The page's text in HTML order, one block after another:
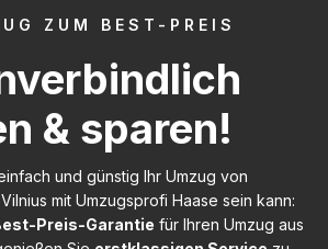
ZUM BEST-PREIS
& sparen!
und günstig Ihr Umzug von
mit Umzugsprofi Haase sein kann:
Preis-Garantie für Ihren Umzug aus